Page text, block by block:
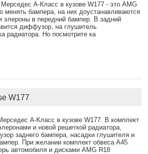
А-Класс в кузове W177 - это AMG
бампера, на них доустанавливаются
элероны в передний бампер. В задний
диффузор, на глушитель
радиатора. Но посмотрите ка
W177
А-Класс в кузове W177. В комплект
и новой решеткой радиатора,
заднего бампера, насадки глушителя и
При желании комплект обвеса А45
автомобиля и дисками AMG R18